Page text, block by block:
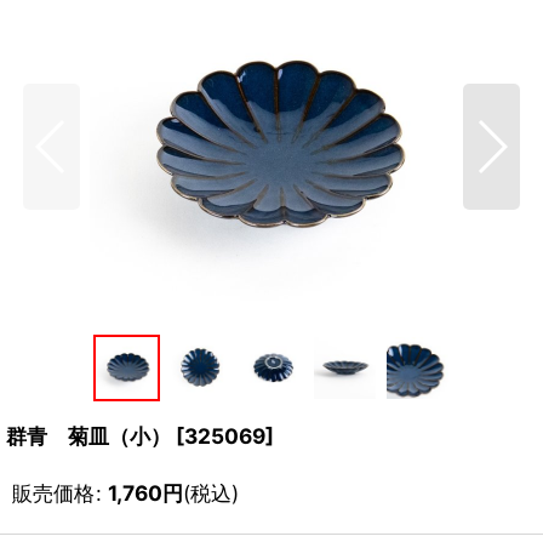
群青 菊皿（小） [325069]
販売価格: 1,760円(税込)